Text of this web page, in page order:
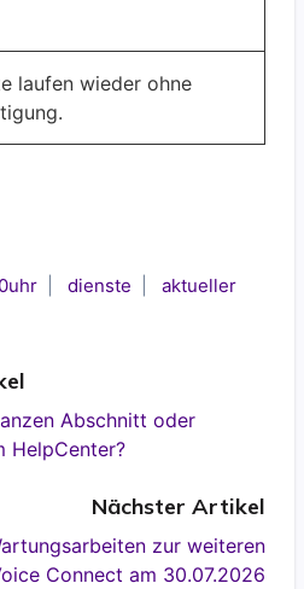
laufen wieder ohne
dienste aktueller
Abschnitt oder
HelpCenter?
Nächster Artikel
zur weiteren
Connect am 30.07.2026